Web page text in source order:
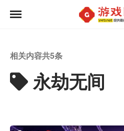
相关内容共5条
永劫无间